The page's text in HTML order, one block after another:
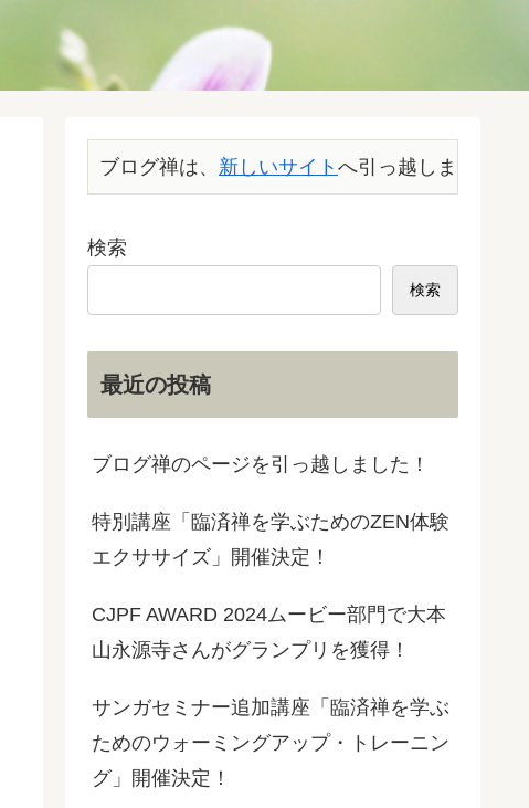
ブログ禅は、 新しいサイトへ引っ越しました。
検索
検索
最近の投稿
ブログ禅のページを引っ越しました！
特別講座「臨済禅を学ぶためのZEN体験
エクササイズ」開催決定！
CJPF AWARD 2024ムービー部門で大本
山永源寺さんがグランプリを獲得！
サンガセミナー追加講座「臨済禅を学ぶ
ためのウォーミングアップ・トレーニン
グ」開催決定！